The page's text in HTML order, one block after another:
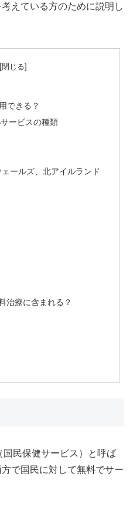
えている方のために説明し
できる？
ービスの種類
ールズ、北アイルランド
治療に含まれる？
民保健サービス）と呼ば
で国民に対して無料でサー